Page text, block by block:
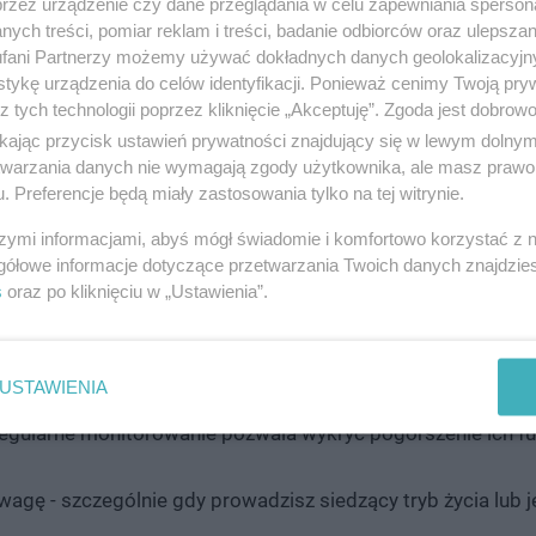
niezależnie od płci:
które pozwala ocenić ogólny stan zdrowia.
wskaźnik w kontekście ryzyka chorób serca. Po
cukrowej - im wcześniej zauważysz nieprawidłowości,
jak pracują nerki i czy nie rozwija się stan zapalny
wątroba - istotny narząd detoksykacji - funkcjonuje
organizm.
monitorowanie pozwala wykryć pogorszenie ich
- szczególnie gdy prowadzisz siedzący tryb życia lub
treści, pomiar reklam i treści, badanie odbiorców oraz
Partnerzy możemy używać dokładnych danych
urządzenia do celów identyfikacji. Ponieważ cenimy Twoją
tych technologii poprzez kliknięcie „Akceptuję”. Zgoda jest
przycisk ustawień prywatności znajdujący się w lewym
danych nie wymagają zgody użytkownika, ale masz
Preferencje będą miały zastosowania tylko na tej witrynie.
informacjami, abyś mógł świadomie i komfortowo korzystać z
informacje dotyczące przetwarzania Twoich danych
oraz po kliknięciu w „Ustawienia”.
USTAWIENIA